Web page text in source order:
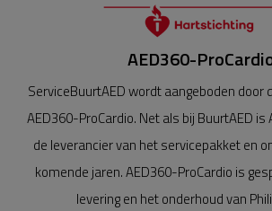
AED360-
ServiceBuurtAED wordt aangeboden door
AED360-ProCardio. Net als bij BuurtAED is
de leverancier van het servicepakket en
komende jaren. AED360-ProCardio is
levering en het onderhoud van